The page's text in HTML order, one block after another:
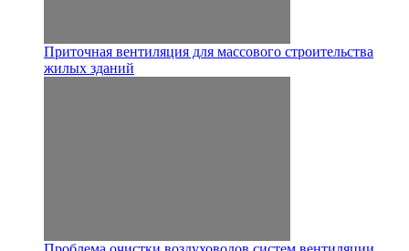
Приточная вентиляция для массового строительства
жилых зданий